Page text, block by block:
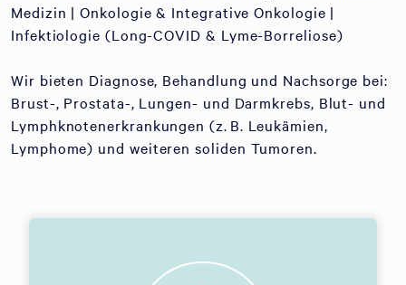
Medizin | Onkologie & Integrative Onkologie |
Infektiologie (Long-COVID & Lyme-Borreliose)
Wir bieten Diagnose, Behandlung und Nachsorge bei:
Brust-, Prostata-, Lungen- und Darmkrebs, Blut- und
Lymphknotenerkrankungen (z. B. Leukämien,
Lymphome) und weiteren soliden Tumoren.